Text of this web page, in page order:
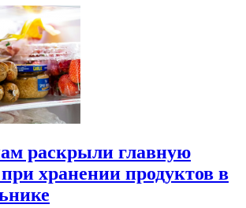
раскрыли главную
хранении продуктов в